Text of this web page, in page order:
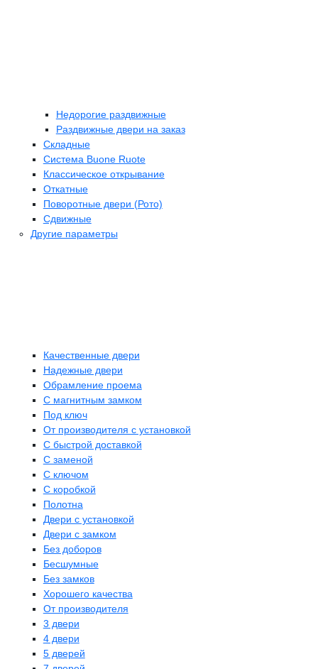
Недорогие раздвижные
Раздвижные двери на заказ
Складные
Cистема Buone Ruote
Классическое открывание
Откатные
Поворотные двери (Рото)
Сдвижные
Другие параметры
Качественные двери
Надежные двери
Обрамление проема
С магнитным замком
Под ключ
От производителя с установкой
С быстрой доставкой
С заменой
С ключом
С коробкой
Полотна
Двери с установкой
Двери с замком
Без доборов
Бесшумные
Без замков
Хорошего качества
От производителя
3 двери
4 двери
5 дверей